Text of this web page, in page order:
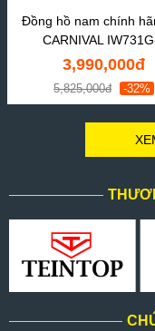
Đồng hồ nam chính
CARNIVAL
3,990,000đ
5,825,000đ -32%